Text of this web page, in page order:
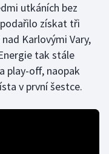
utkáních bez
získat tři
Karlovými Vary,
tak stále
play-off, naopak
v první šestce.